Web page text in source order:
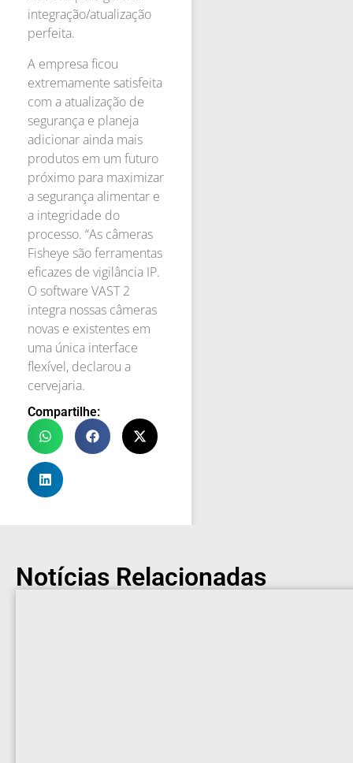
integração/atualização
perfeita.
A empresa ficou
extremamente satisfeita
com a atualização de
segurança e planeja
adicionar ainda mais
produtos em um futuro
próximo para maximizar
a segurança alimentar e
a integridade do
processo. “As câmeras
Fisheye são ferramentas
eficazes de vigilância IP.
O software VAST 2
integra nossas câmeras
novas e existentes em
uma única interface
flexível, declarou a
cervejaria.
Compartilhe:
Notícias Relacionadas